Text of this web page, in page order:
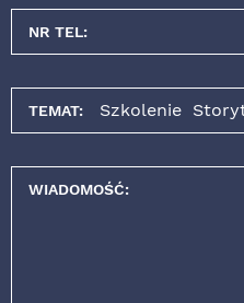
NR TEL:
TEMAT:
WIADOMOŚĆ: